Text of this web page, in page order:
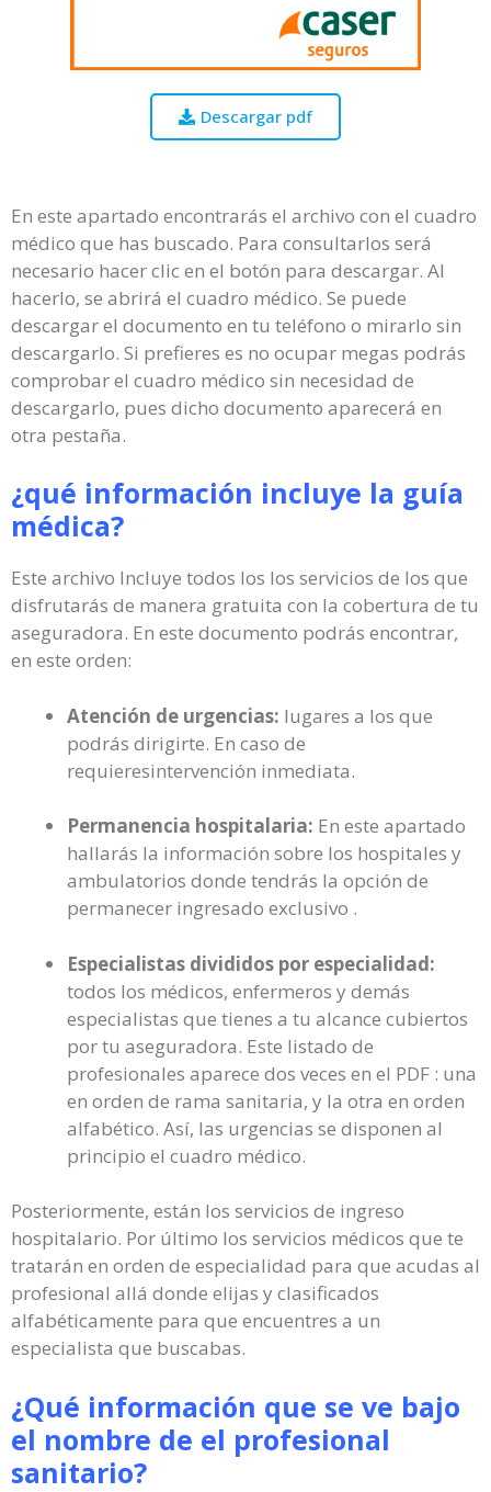
Descargar pdf
En este apartado encontrarás el archivo con el cuadro
médico que has buscado. Para consultarlos será
necesario hacer clic en el botón para descargar. Al
hacerlo, se abrirá el cuadro médico. Se puede
descargar el documento en tu teléfono o mirarlo sin
descargarlo. Si prefieres es no ocupar megas podrás
comprobar el cuadro médico sin necesidad de
descargarlo, pues dicho documento aparecerá en
otra pestaña.
¿qué información incluye la guía
médica?
Este archivo Incluye todos los los servicios de los que
disfrutarás de manera gratuita con la cobertura de tu
aseguradora. En este documento podrás encontrar,
en este orden:
Atención de urgencias: lugares a los que
podrás dirigirte. En caso de
requieresintervención inmediata.
Permanencia hospitalaria: En este apartado
hallarás la información sobre los hospitales y
ambulatorios donde tendrás la opción de
permanecer ingresado exclusivo .
Especialistas divididos por especialidad:
todos los médicos, enfermeros y demás
especialistas que tienes a tu alcance cubiertos
por tu aseguradora. Este listado de
profesionales aparece dos veces en el PDF : una
en orden de rama sanitaria, y la otra en orden
alfabético. Así, las urgencias se disponen al
principio el cuadro médico.
Posteriormente, están los servicios de ingreso
hospitalario. Por último los servicios médicos que te
tratarán en orden de especialidad para que acudas al
profesional allá donde elijas y clasificados
alfabéticamente para que encuentres a un
especialista que buscabas.
¿Qué información que se ve bajo
el nombre de el profesional
sanitario?